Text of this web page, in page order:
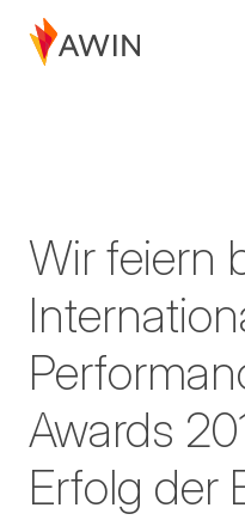
Wir feiern
Awards
Erfolg der